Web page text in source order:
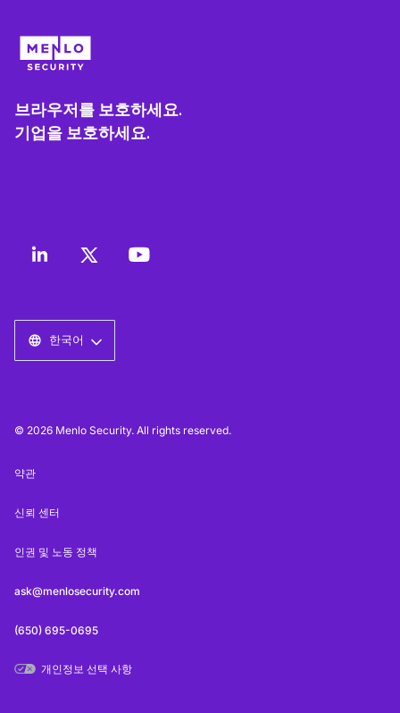
브라우저를 보호하세요.
기업을 보호하세요.
한국어
© 2026 Menlo Security. All rights reserved.
약관
신뢰 센터
인권 및 노동 정책
ask@menlosecurity.com
(650) 695-0695
개인정보 선택 사항